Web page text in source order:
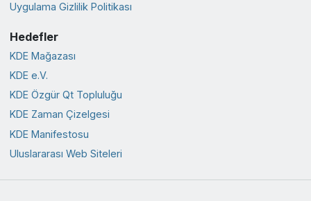
Uygulama Gizlilik Politikası
Hedefler
KDE Mağazası
KDE e.V.
KDE Özgür Qt Topluluğu
KDE Zaman Çizelgesi
KDE Manifestosu
Uluslararası Web Siteleri